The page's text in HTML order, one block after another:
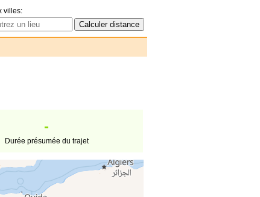
villes:
-
Durée présumée du trajet